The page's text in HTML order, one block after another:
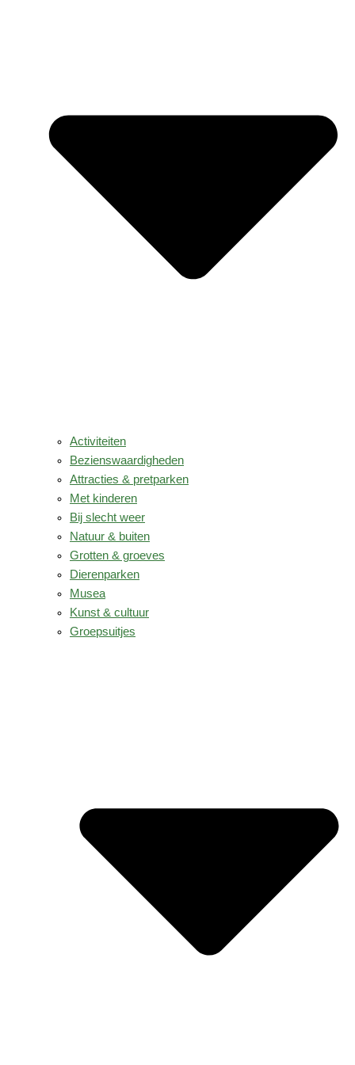
Activiteiten
Bezienswaardigheden
Attracties & pretparken
Met kinderen
Bij slecht weer
Natuur & buiten
Grotten & groeves
Dierenparken
Musea
Kunst & cultuur
Groepsuitjes